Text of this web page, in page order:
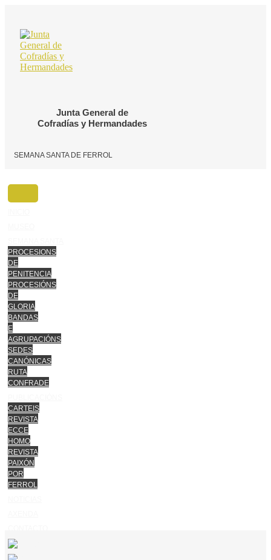
contido
Junta General de
Cofradías y Hermandades
SEMANA SANTA DE FERROL
PROCESIONS
DE
PENITENCIA
PROCESIÓNS
DE
GLORIA
BANDAS
E
AGRUPACIÓNS
SEDES
CANÓNICAS
RUTA
CONFRADE
CARTEIS
REVISTA
ECCE
HOMO
REVISTA
PAIXÓN
POR
FERROL